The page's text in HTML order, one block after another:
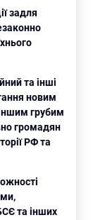
задля
та інші
новим
грубим
громадян
РФ та
та інших